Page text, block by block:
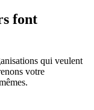
font
qui veulent
votre